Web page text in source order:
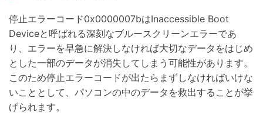
停止エラーコード0x0000007bはInaccessible Boot
Deviceと呼ばれる深刻なブルースクリーンエラーであ
り、エラーを早急に解決しなければ大切なデータをはじめ
とした一部のデータが消失してしまう可能性があります。
このため停止エラーコードが出たらまずしなければいけな
いこととして、パソコンの中のデータを救出することが挙
げられます。